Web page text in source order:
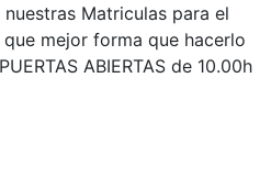
Matriculas para el
mejor forma que hacerlo
ABIERTAS de 10.00h